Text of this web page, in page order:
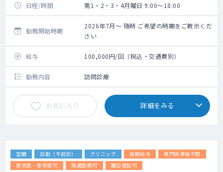
日程/時間 第1・2・3・4月曜日 9:00～18:00
勤務開始時期
2026年7月～ 随時 ご希望の時期をご教示くだ
さい
給与 100,000円/回（税込・交通費別）
勤務内容 訪問診療
お気に入り 詳細をみる
定期 日勤（午前診） クリニック 高額給与
専門医資格不問
専攻医・専修医可
隔週勤務可 曜日相談可